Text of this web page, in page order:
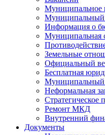
Муниципальное
Муниципальный
Информация о
Муниципальная
Земельные
Официальный
Бесплатная
Муниципальный
Неформальная
Стратегическое
Ремонт МКД
Внутренний
Документы